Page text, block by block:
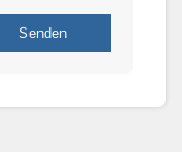
Senden